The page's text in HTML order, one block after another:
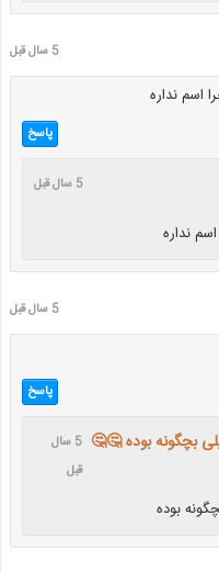
5 سال قبل
اسم نداره
پاسخ
5 سال قبل
نداره
5 سال قبل
پاسخ
بچگونه بوده 🤔🤔
5 سال
قبل
بوده